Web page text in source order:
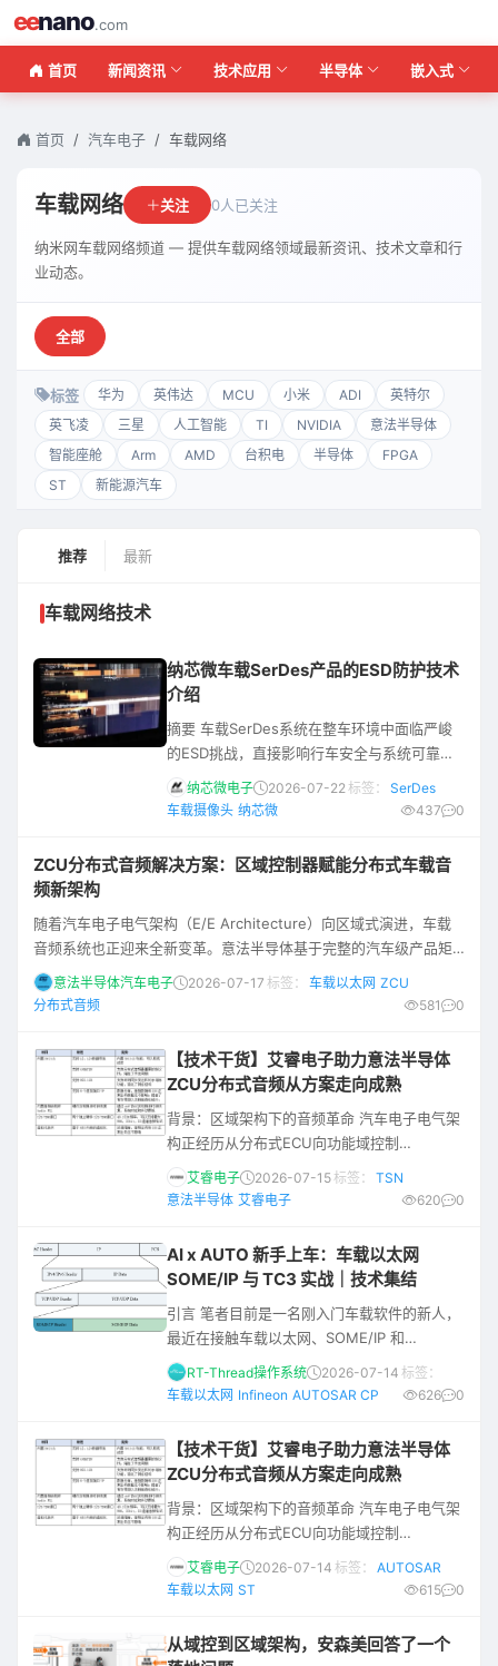
eenano.com
首页 新闻资讯 技术应用 半导体 嵌入式
首页 汽车电子 车载网络
车载网络 关注 0人已关注
纳米网车载网络频道 — 提供车载网络领域最新资讯、技术文章和行
业动态。
全部
标签 华为 英伟达 MCU 小米 ADI
英特尔
英飞凌
三星 人工智能 TI NVIDIA
意法半导体
智能座舱
Arm AMD 台积电 半导体
FPGA
ST
新能源汽车
推荐 最新
车载网络技术
纳芯微车载SerDes产品的ESD防护技术
介绍
摘要 车载SerDes系统在整车环境中面临严峻
的ESD挑战，直接影响行车安全与系统可靠
性。 纳芯微通过三重防护架构——器件级ESD
防护、RS-FEC前向纠错、物理层重传机制——
方案。基于ISO 10605-2023标准的完整测试
空气放电±25KV）和下电ESD（
纳芯微电子 2026-07-22 标签：
SerDes
车载摄像头 纳芯微 437 0
ZCU分布式音频解决方案：区域控制器赋能分布式车载音
频新架构
随着汽车电子电气架构（E/E Architecture）向区域式演进，车载
音频系统也正迎来全新变革。意法半导体基于完整的汽车级产品矩
阵，推出以Stellar G系列MCU为核心的区域控制器分布式音频解决
方案，搭载电源管理芯片、STi2Fuse智能保险丝及高/低边智能开
高竞争力的音频系统解决方案。 区域式E/E架构， 重构音频传输逻
辑 传统集
意法半导体汽车电子 2026-07-17 标签： 车载以太网 ZCU
分布式音频
581 0
【技术干货】艾睿电子助力意法半导体
ZCU分布式音频从方案走向成熟
背景：区域架构下的音频革命 汽车电子电气架
构正经历从分布式ECU向功能域控制
（Domain），再到区域控制（Zonal）即软件
定义汽车这个方向的深刻变革。 随着千兆以太
TSN（Time-Sensitive Networking）协议的
加持，为音视频在车载以太网中实时传输提供
了确定性时延和同步能力。 传统模拟音频总线
存在布线
艾睿电子 2026-07-15标签：
TSN
意法半导体 艾睿电子 620 0
AI x AUTO 新手上车：车载以太网
SOME/IP 与 TC3 实战｜技术集结
引言 笔者目前是一名刚入门车载软件的新人，
最近在接触车载以太网、SOME/IP 和
AUTOSAR CP 相关内容，之前对以太网更多
停留在基础概念层面，例如 MAC、IP、
CP，还只是听说过。刚开始学习 SOME/IP
时，最直观的感受是它并不只是“跑在
UDP/TCP 上的一种应用层报文”，而是和服务
接
RT-Thread操作系统 2026-07-14 标签：
车载以太网 Infineon AUTOSAR CP 626 0
【技术干货】艾睿电子助力意法半导体
ZCU分布式音频从方案走向成熟
背景：区域架构下的音频革命 汽车电子电气架
构正经历从分布式ECU向功能域控制
（Domain），再到区域控制（Zonal）即软件
定义汽车这个方向的深刻变革。 随着千兆以太
TSN（Time-Sensitive Networking）协议的
艾睿电子 2026-07-14 标签：
AUTOSAR
车载以太网 ST 615 0
从域控到区域架构，安森美回答了一个